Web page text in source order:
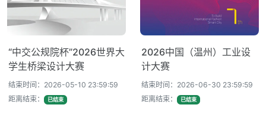
“中交公规院杯”2026世界大
学生桥梁设计大赛
结束时间：2026-05-10 23:59:59
距离结束：
已结束
2026中国（温州）工业设
计大赛
结束时间：2026-06-30 23:59:59
距离结束：
已结束